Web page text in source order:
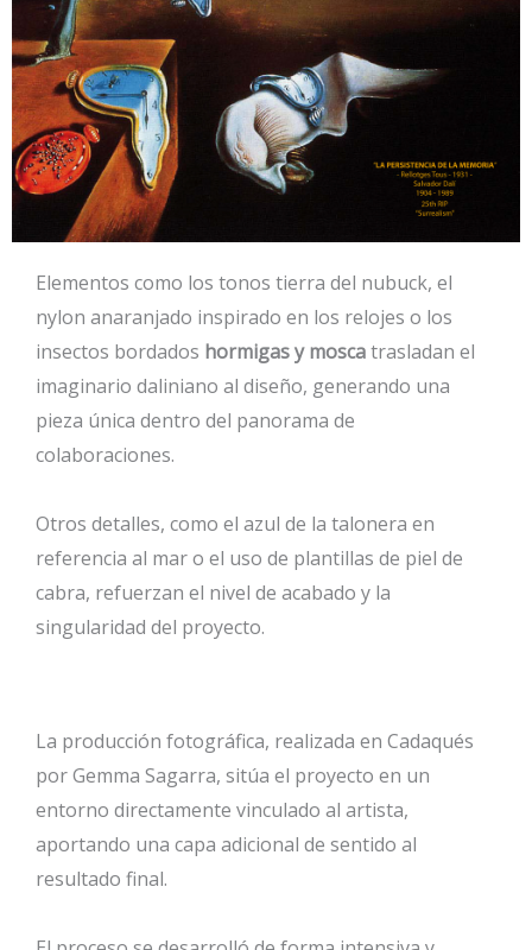
Elementos como los tonos tierra del nubuck, el
nylon anaranjado inspirado en los relojes o los
insectos bordados hormigas y moscatrasladan el
imaginario daliniano al diseño, generando una
pieza única dentro del panorama de
colaboraciones.
Otros detalles, como el azul de la talonera en
referencia al mar o el uso de plantillas de piel de
cabra, refuerzan el nivel de acabado y la
singularidad del proyecto.
La producción fotográfica, realizada en Cadaqués
por Gemma Sagarra, sitúa el proyecto en un
entorno directamente vinculado al artista,
aportando una capa adicional de sentido al
resultado final.